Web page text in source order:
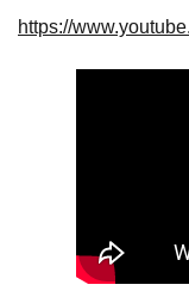
https://